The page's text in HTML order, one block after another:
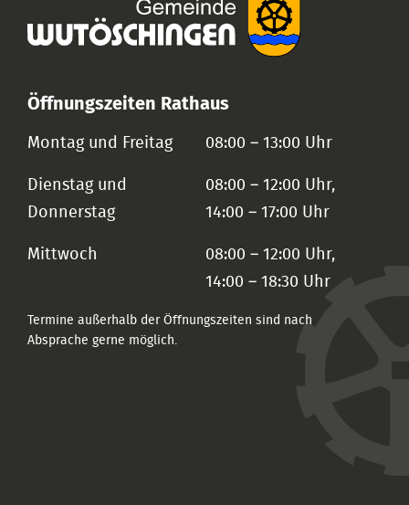
Öffnungszeiten Rathaus
Montag und Freitag 08:00 – 13:00 Uhr
Dienstag und
Donnerstag
08:00 – 12:00 Uhr,
14:00 – 17:00 Uhr
Mittwoch
08:00 – 12:00 Uhr,
14:00 – 18:30 Uhr
Termine außerhalb der Öffnungszeiten sind nach
Absprache gerne möglich.